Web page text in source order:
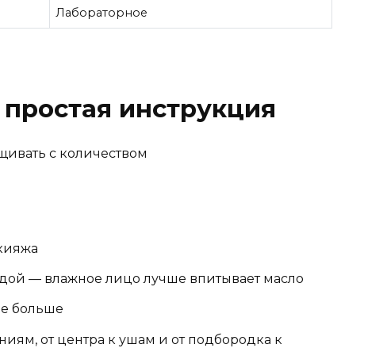
Лабораторное
инструкция
с количеством
— влажное лицо лучше впитывает масло
больше
от центра к ушам и от подбородка к